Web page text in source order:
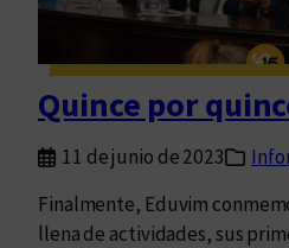
r
5
a
o
s
Quince por
11 de junio de 2023
Finalmente, Eduvim
llena de actividades, sus